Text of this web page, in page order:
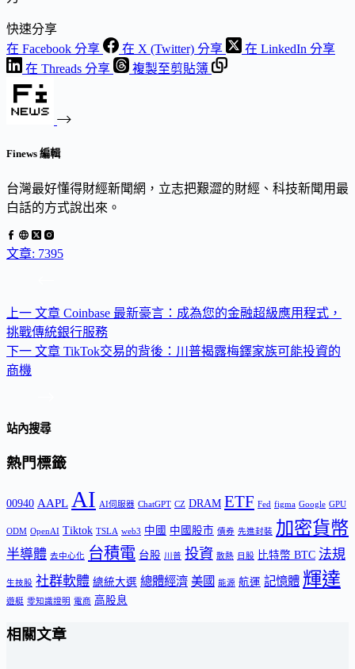
快速分享
在 Facebook 分享
在 X (Twitter) 分享
在 LinkedIn 分享
在 Threads 分享
複製至剪貼簿
Finews 編輯
台灣最好懂得財經新聞網，立志把艱澀的財經、科技新聞用最
白話的方式說出來。
文章: 7395
上一 文章 Coinbase 最新豪言：成為您的金融超級應用程式，
挑戰傳統銀行服務
下一 文章 TikTok交易的背後：川普揭露梅鐸家族可能投資的
商機
站內搜尋
熱門標籤
00940 AAPL AI AI伺服器 ChatGPT CZ DRAM ETF Fed figma Google GPU
ODM OpenAI Tiktok TSLA web3 中國 中國股市 債券 先進封裝 加密貨幣
半導體 去中心化 台積電 台股 川普 投資 散熱 日股 比特幣 BTC 法規
生技股 社群軟體 總統大選 總體經濟 美國 能源 航運 記憶體 輝達
遊艇 零知識證明 電商 高股息
相關文章